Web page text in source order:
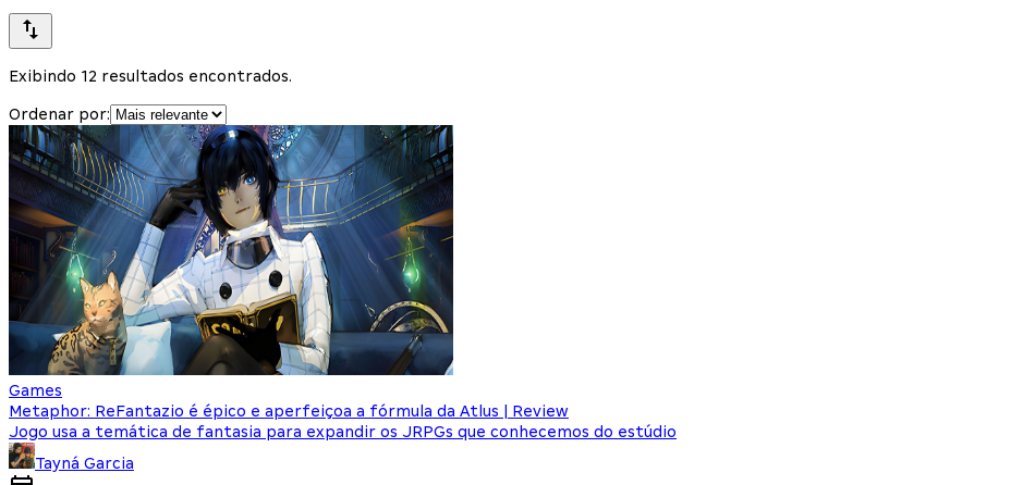
Exibindo 12 resultados encontrados.
Ordenar por:
Games
Metaphor: ReFantazio é épico e aperfeiçoa a fórmula da Atlus | Review
Jogo usa a temática de fantasia para expandir os JRPGs que conhecemos do estúdio
Tayná Garcia